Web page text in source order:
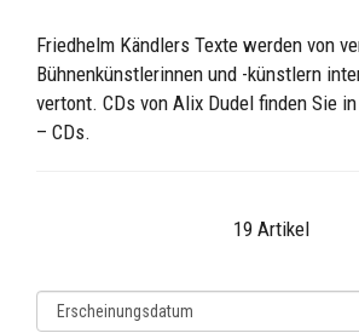
Friedhelm Kändlers Texte werden von
Bühnenkünstlerinnen und -künstlern
vertont. CDs von Alix Dudel finden Sie
– CDs.
19 Artikel